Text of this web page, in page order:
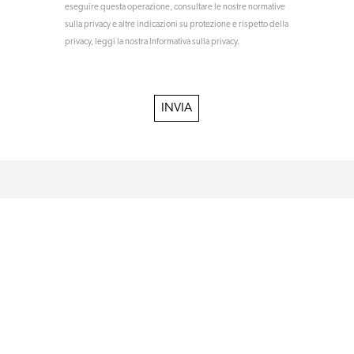
eseguire questa operazione, consultare le nostre normative
sulla privacy e altre indicazioni su protezione e rispetto della
privacy, leggi la nostra Informativa sulla privacy.